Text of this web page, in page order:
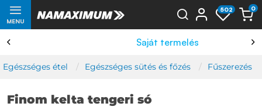
MENU
502 0
Saját termelés
Egészséges étel Egészséges sütés és főzés Fűszerezés
Finom kelta tengeri só